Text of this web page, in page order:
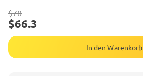
$78
$66.3
In den Warenkorb